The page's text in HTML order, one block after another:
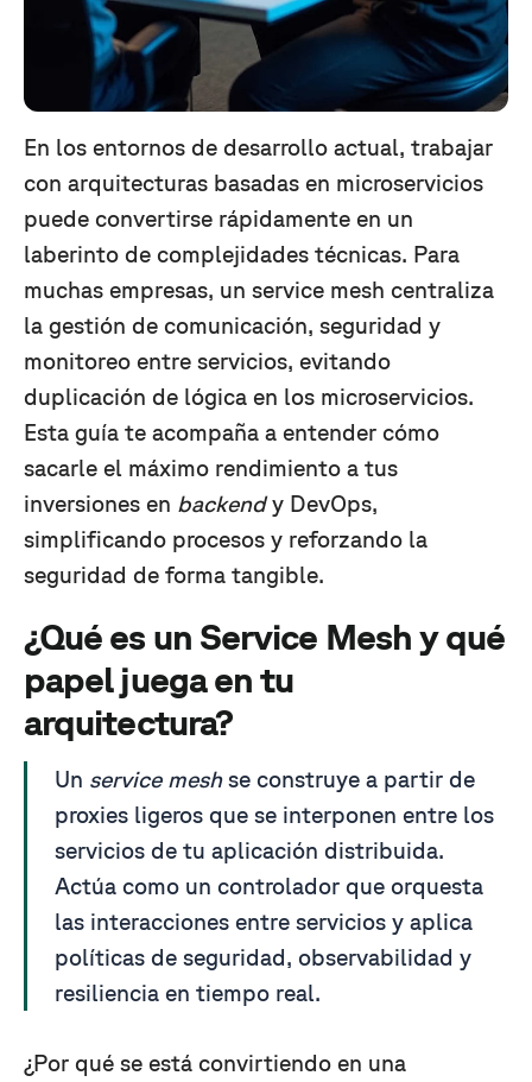
En los entornos de desarrollo actual, trabajar
con arquitecturas basadas en microservicios
puede convertirse rápidamente en un
laberinto de complejidades técnicas. Para
muchas empresas, un service mesh centraliza
la gestión de comunicación, seguridad y
monitoreo entre servicios, evitando
duplicación de lógica en los microservicios.
Esta guía te acompaña a entender cómo
sacarle el máximo rendimiento a tus
inversiones en backendy DevOps,
simplificando procesos y reforzando la
seguridad de forma tangible.
¿Qué es un Service Mesh y qué
papel juega en tu
arquitectura?
Un service meshse construye a partir de
proxies ligeros que se interponen entre los
servicios de tu aplicación distribuida.
Actúa como un controlador que orquesta
las interacciones entre servicios y aplica
políticas de seguridad, observabilidad y
resiliencia en tiempo real.
¿Por qué se está convirtiendo en una